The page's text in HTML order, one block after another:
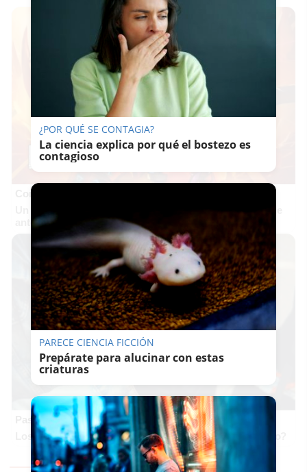
Corepunk MMORPG
Un verdadero MMORPG de la vieja escuela ¡Cómo los de
antes, pero mejor!
Pasaportes que abren puertas
Los pasaportes más poderosos del mundo, ¿está el tuyo?
¿POR QUÉ SE CONTAGIA?
La ciencia explica por qué el bostezo es
contagioso
PARECE CIENCIA FICCIÓN
Prepárate para alucinar con estas
criaturas